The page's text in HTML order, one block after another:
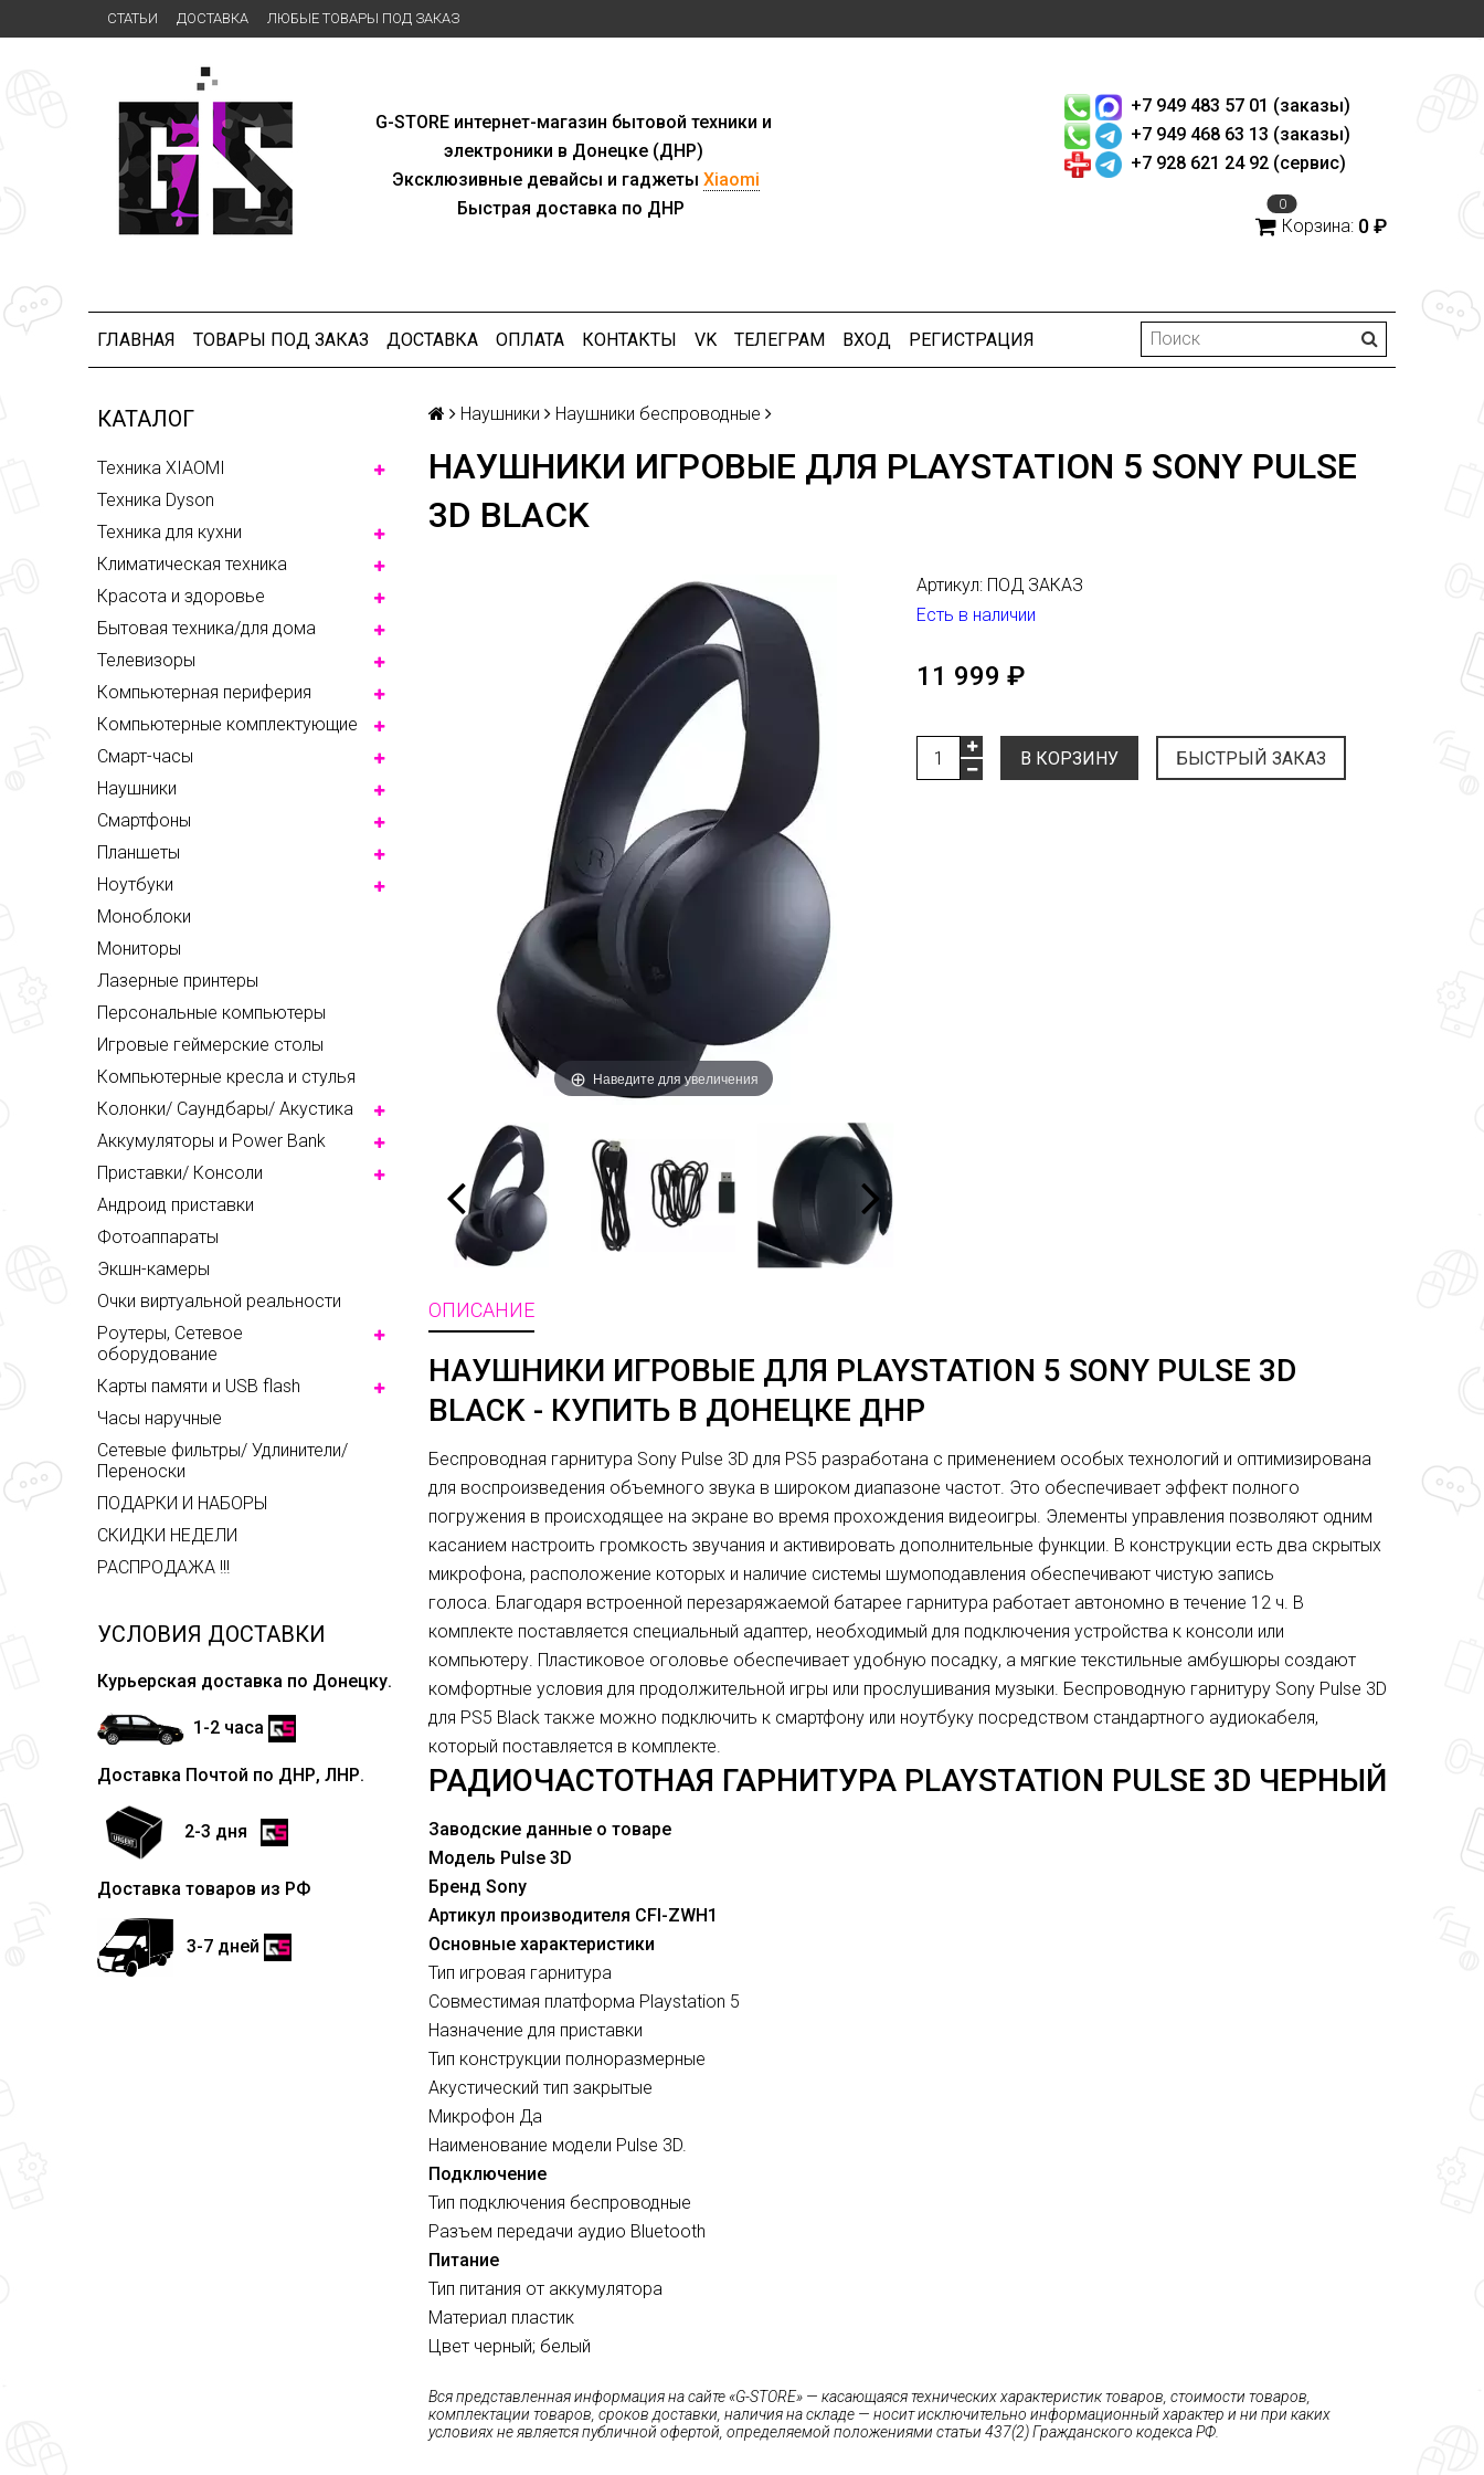
СТАТЬИ ДОСТАВКА ЛЮБЫЕ ТОВАРЫ ПОД ЗАКАЗ
G-STOREинтернет-магазин бытовой техники и
электроники в Донецке (ДНР)
Эксклюзивные девайсы и гаджеты Xiaomi
Быстрая доставка по ДНР
+7 949 483 57 01 (заказы)
+7 949 468 63 13 (заказы)
+7 928 621 24 92 (сервис)
0
Корзина: 0 ₽
ГЛАВНАЯ ТОВАРЫ ПОД ЗАКАЗ ДОСТАВКА ОПЛАТА КОНТАКТЫ VK ТЕЛЕГРАМ ВХОД РЕГИСТРАЦИЯ
КАТАЛОГ
Техника XIAOMI
Техника Dyson
Техника для кухни
Климатическая техника
Красота и здоровье
Бытовая техника/для дома
Телевизоры
Компьютерная периферия
Компьютерные комплектующие
Смарт-часы
Наушники
Смартфоны
Планшеты
Ноутбуки
Моноблоки
Мониторы
Лазерные принтеры
Персональные компьютеры
Игровые геймерские столы
Компьютерные кресла и стулья
Колонки/ Саундбары/ Акустика
Аккумуляторы и Power Bank
Приставки/ Консоли
Андроид приставки
Фотоаппараты
Экшн-камеры
Очки виртуальной реальности
Роутеры, Сетевое
оборудование
Карты памяти и USB flash
Часы наручные
Сетевые фильтры/ Удлинители/
Переноски
ПОДАРКИ И НАБОРЫ
СКИДКИ НЕДЕЛИ
РАСПРОДАЖА !!!
УСЛОВИЯ ДОСТАВКИ
Курьерская доставка по Донецку.
1-2 часа
Доставка Почтой по ДНР, ЛНР.
2-3 дня
Доставка товаров из РФ
3-7 дней
Наушники Наушники беспроводные
НАУШНИКИ ИГРОВЫЕ ДЛЯ PLAYSTATION 5 SONY PULSE
3D BLACK
Наведите для увеличения
Артикул: ПОД ЗАКАЗ
Есть в наличии
11 999 ₽
В КОРЗИНУ БЫСТРЫЙ ЗАКАЗ
ОПИСАНИЕ
НАУШНИКИ ИГРОВЫЕ ДЛЯ PLAYSTATION 5 SONY PULSE 3D
BLACK - КУПИТЬ В ДОНЕЦКЕ ДНР
Беспроводная гарнитура Sony Pulse 3D для PS5 разработана с применением особых технологий и оптимизирована
для воспроизведения объемного звука в широком диапазоне частот. Это обеспечивает эффект полного
погружения в происходящее на экране во время прохождения видеоигры. Элементы управления позволяют одним
касанием настроить громкость звучания и активировать дополнительные функции. В конструкции есть два скрытых
микрофона, расположение которых и наличие системы шумоподавления обеспечивают чистую запись
голоса. Благодаря встроенной перезаряжаемой батарее гарнитура работает автономно в течение 12 ч. В
комплекте поставляется специальный адаптер, необходимый для подключения устройства к консоли или
компьютеру. Пластиковое оголовье обеспечивает удобную посадку, а мягкие текстильные амбушюры создают
комфортные условия для продолжительной игры или прослушивания музыки. Беспроводную гарнитуру Sony Pulse 3D
для PS5 Black также можно подключить к смартфону или ноутбуку посредством стандартного аудиокабеля,
который поставляется в комплекте.
РАДИОЧАСТОТНАЯ ГАРНИТУРА PLAYSTATION PULSE 3D ЧЕРНЫЙ
Заводские данные о товаре
Модель Pulse 3D
Бренд Sony
Артикул производителя CFI-ZWH1
Основные характеристики
Тип игровая гарнитура
Совместимая платформа Playstation 5
Назначение для приставки
Тип конструкции полноразмерные
Акустический тип закрытые
Микрофон Да
Наименование модели Pulse 3D.
Подключение
Тип подключения беспроводные
Разъем передачи аудио Bluetooth
Питание
Тип питания от аккумулятора
Материал пластик
Цвет черный; белый
Вся представленная информация на сайте «G-STORE» — касающаяся технических характеристик товаров, стоимости товаров,
комплектации товаров, сроков доставки, наличия на складе — носит исключительно информационный характер и ни при каких
условиях не является публичной офертой, определяемой положениями статьи 437(2) Гражданского кодекса РФ.